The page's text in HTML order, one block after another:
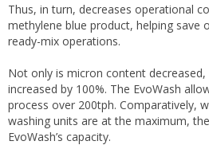
Thus, in turn, decreases operational
methylene blue product, helping save
ready-mix operations.
Not only is micron content
increased by 100%. The EvoWash
process over 200tph. Comparatively,
washing units are at the maximum,
EvoWash’s capacity.